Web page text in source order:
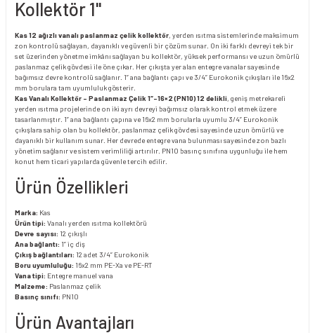
Kollektör 1''
Kas 12 ağızlı vanalı paslanmaz çelik kollektör, yerden ısıtma sistemlerinde maksimum
zon kontrolü sağlayan, dayanıklı ve güvenli bir çözüm sunar. On iki farklı devreyi tek bir
set üzerinden yönetme imkânı sağlayan bu kollektör, yüksek performansı ve uzun ömürlü
paslanmaz çelik gövdesi ile öne çıkar. Her çıkışta yer alan entegre vanalar sayesinde
bağımsız devre kontrolü sağlanır. 1” ana bağlantı çapı ve 3/4” Eurokonik çıkışları ile 16x2
mm borulara tam uyumluluk gösterir.
Kas Vanalı Kollektör – Paslanmaz Çelik 1″-16×2 (PN10) 12 delikli, geniş metrekareli
yerden ısıtma projelerinde on iki ayrı devreyi bağımsız olarak kontrol etmek üzere
tasarlanmıştır. 1” ana bağlantı çapına ve 16x2 mm borularla uyumlu 3/4” Eurokonik
çıkışlara sahip olan bu kollektör, paslanmaz çelik gövdesi sayesinde uzun ömürlü ve
dayanıklı bir kullanım sunar. Her devrede entegre vana bulunması sayesinde zon bazlı
yönetim sağlanır ve sistem verimliliği artırılır. PN10 basınç sınıfına uygunluğu ile hem
konut hem ticari yapılarda güvenle tercih edilir.
Ürün Özellikleri
Marka: Kas
Ürün tipi: Vanalı yerden ısıtma kollektörü
Devre sayısı: 12 çıkışlı
Ana bağlantı: 1” iç diş
Çıkış bağlantıları: 12 adet 3/4” Eurokonik
Boru uyumluluğu: 16x2 mm PE-Xa ve PE-RT
Vana tipi: Entegre manuel vana
Malzeme: Paslanmaz çelik
Basınç sınıfı: PN10
Ürün Avantajları